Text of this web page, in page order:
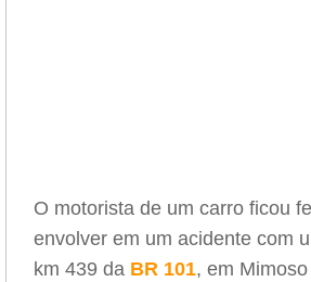
O motorista de um carro ficou
envolver em um acidente com
km 439 da BR 101, em